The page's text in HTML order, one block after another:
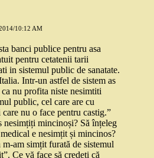
10:12 AM
banci publice pentru asa
pentru cetatenii tarii
in sistemul public de sanatate.
Intr-un astfel de sistem as
nu profita niste nesimtiti
public, cel care are cu
nu o face pentru castig.”
nesimțiți mincinoși? Să înțeleg
e nesimțit și mincinos?
m-am simțit furată de sistemul
Ce vă face să credeți că